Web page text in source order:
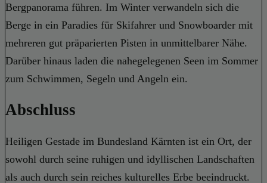
Bergpanorama führen. Im Winter verwandeln sich die
Berge in ein Paradies für Skifahrer und Snowboarder mit
mehreren gut präparierten Pisten in unmittelbarer Nähe.
Darüber hinaus laden die nahegelegenen Seen im Sommer
zum Schwimmen, Segeln und Angeln ein.
Abschluss
Heiligen Gestade im Bundesland Kärnten ist ein Ort, der
sowohl durch seine ruhigen und idyllischen Landschaften
als auch durch sein reiches kulturelles Erbe beeindruckt.